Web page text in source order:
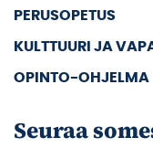
PERUSOPETUS
KULTTUURI JA
OPINTO-OHJELMA
Seuraa